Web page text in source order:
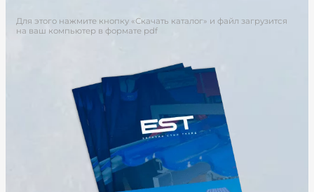
Для этого нажмите кнопку «Скачать каталог» и файл загрузится
на ваш компьютер в формате pdf